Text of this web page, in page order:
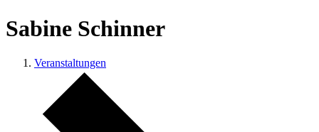
Sabine Schinner
Veranstaltungen